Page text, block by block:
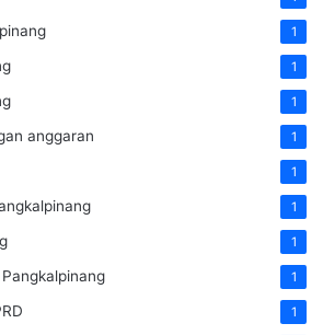
1
1
1
anggaran 1
1
1
1
1
1